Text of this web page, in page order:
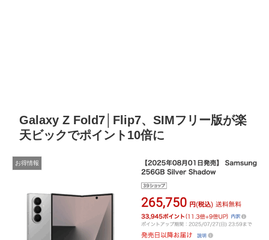
Galaxy Z Fold7│Flip7、SIMフリー版が楽
天ビックでポイント10倍に
お得情報